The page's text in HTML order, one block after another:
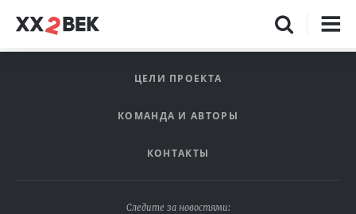
ЦЕЛИ ПРОЕКТА
КОМАНДА И АВТОРЫ
КОНТАКТЫ
Следите за новостями: